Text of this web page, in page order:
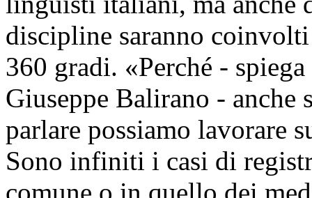
discipline saranno
360 gradi. «Perché -
Giuseppe Balirano -
parlare possiamo lavorare
Sono infiniti i casi di
comune o in quello dei